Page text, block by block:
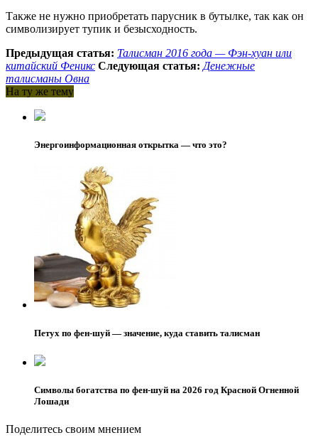
Также не нужно приобретать парусник в бутылке, так как он
символизирует тупик и безысходность.
Предыдущая статья: Талисман 2016 года — Фэн-хуан или
китайский Феникс Следующая статья: Денежные
талисманы Овна
На ту же тему
Энергоинформационная открытка — что это?
Петух по фен-шуй — значение, куда ставить талисман
Символы богатства по фен-шуй на 2026 год Красной Огненной
Лошади
Поделитесь своим мнением